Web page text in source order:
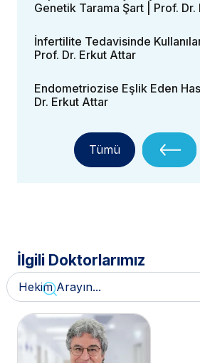
Genetik Tarama Şart | Prof.
İnfertilite Tedavisinde
Prof. Dr. Erkut Attar
Endometriozise Eşlik Eden
Dr. Erkut Attar
Tümü
İlgili Doktorlarımız